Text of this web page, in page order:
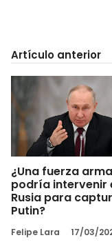
Artículo anterior
¿Una fuerza
podría intervenir
Rusia para
Putin?
Felipe Lara 17/03/